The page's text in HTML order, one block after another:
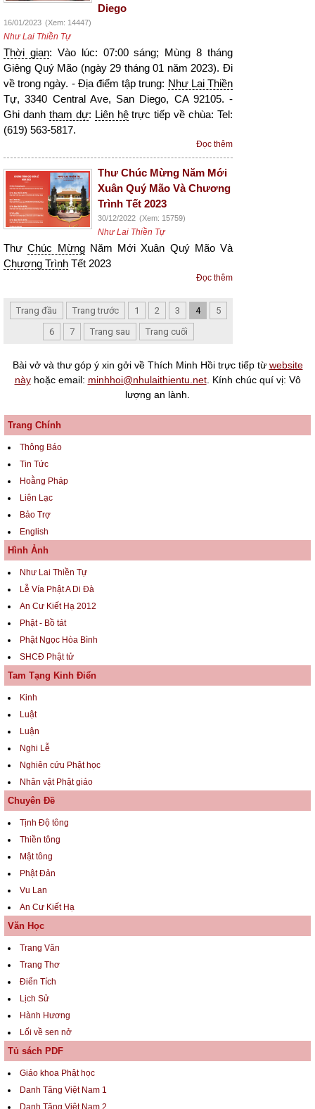
Diego
16/01/2023 (Xem: 14447)
Như Lai Thiền Tự
Thời gian: Vào lúc: 07:00 sáng; Mùng 8 tháng
Giêng Quý Mão (ngày 29 tháng 01 năm 2023). Đi
về trong ngày. - Địa điểm tập trung: Như Lai Thiền
Tự, 3340 Central Ave, San Diego, CA 92105. -
Ghi danh tham dự: Liên hệtrực tiếp về chùa: Tel:
(619) 563-5817.
Đọc thêm
Thư Chúc Mừng Năm Mới
Xuân Quý Mão Và Chương
Trình Tết 2023
30/12/2022 (Xem: 15759)
Như Lai Thiền Tự
ThưChúc MừngNăm Mới Xuân Quý Mão Và
Chương Trình Tết 2023
Đọc thêm
Trang đầu Trang trước 1 2 3 4
5
6
7 Trang sau Trang cuối
Bài vở và thư góp ý xin gởi về Thích Minh Hồi trực tiếp từ website
nàyhoặc email: minhhoi@nhulaithientu.net. Kính chúc quí vị: Vô
lượng an lành.
Trang Chính
Thông Báo
Tin Tức
Hoằng Pháp
Liên Lạc
Bảo Trợ
English
Hình Ảnh
Như Lai Thiền Tự
Lễ Vía Phật A Di Đà
An Cư Kiết Hạ 2012
Phật - Bồ tát
Phật Ngọc Hòa Bình
SHCĐ Phật tử
Tam Tạng Kinh Điển
Kinh
Luật
Luận
Nghi Lễ
Nghiên cứu Phật học
Nhân vật Phật giáo
Chuyên Đề
Tịnh Độ tông
Thiền tông
Mật tông
Phật Đản
Vu Lan
An Cư Kiết Hạ
Văn Học
Trang Văn
Trang Thơ
Điển Tích
Lịch Sử
Hành Hương
Lối về sen nở
Tủ sách PDF
Giáo khoa Phật học
Danh Tăng Việt Nam 1